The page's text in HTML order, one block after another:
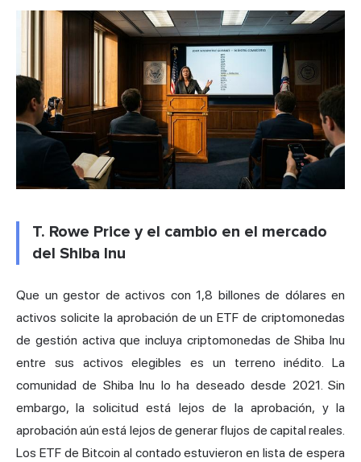
T. Rowe Price y el cambio en el mercado
del Shiba Inu
Que un gestor de activos con 1,8 billones de dólares en
activos solicite la aprobación de un ETF de criptomonedas
de gestión activa que incluya criptomonedas de Shiba Inu
entre sus activos elegibles es un terreno inédito. La
comunidad de Shiba Inu lo ha deseado desde 2021. Sin
embargo, la solicitud está lejos de la aprobación, y la
aprobación aún está lejos de generar flujos de capital reales.
Los ETF de Bitcoin al contado estuvieron en lista de espera